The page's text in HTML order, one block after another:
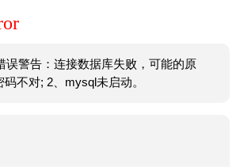
误警告：连接数据库失败，可能的原
不对; 2、mysql未启动。